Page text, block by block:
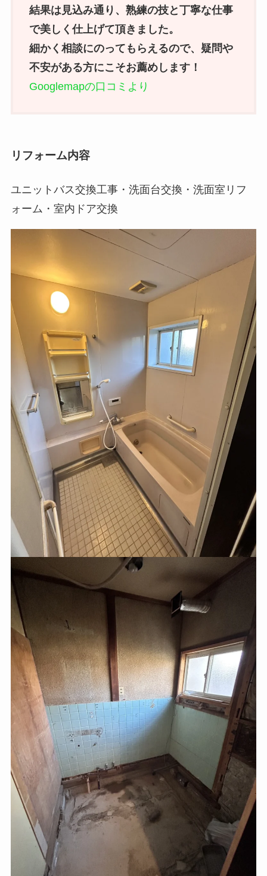
結果は見込み通り、熟練の技と丁寧な仕事
で美しく仕上げて頂きました。
細かく相談にのってもらえるので、疑問や
不安がある方にこそお薦めします！
Googlemapの口コミより
リフォーム内容
ユニットバス交換工事・洗面台交換・洗面室リフ
ォーム・室内ドア交換